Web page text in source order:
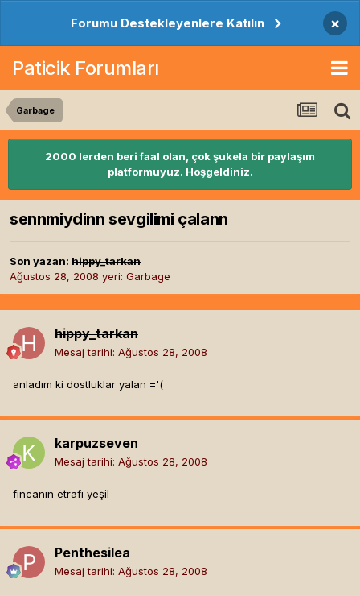
Forumu Destekleyenlere Katılın ×
Paticik Forumları
Garbage
2000 lerden beri faal olan, çok şukela bir paylaşım
platformuyuz. Hoşgeldiniz.
sennmiydinn sevgilimi çalann
Son yazan: hippy_tarkan
Ağustos 28, 2008 yeri: Garbage
hippy_tarkan
Mesaj tarihi: Ağustos 28, 2008
anladım ki dostluklar yalan ='(
karpuzseven
Mesaj tarihi: Ağustos 28, 2008
fincanın etrafı yeşil
Penthesilea
Mesaj tarihi: Ağustos 28, 2008